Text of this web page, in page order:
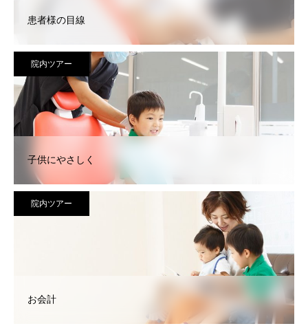
患者様の目線
院内ツアー
子供にやさしく
院内ツアー
お会計